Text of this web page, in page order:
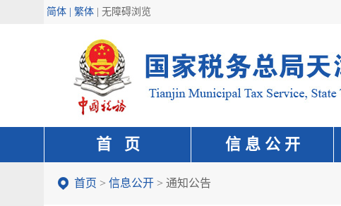
简体 | 繁体 无障碍浏览
首 页 信 息 公 开
首页 > 信息公开 > 通知公告